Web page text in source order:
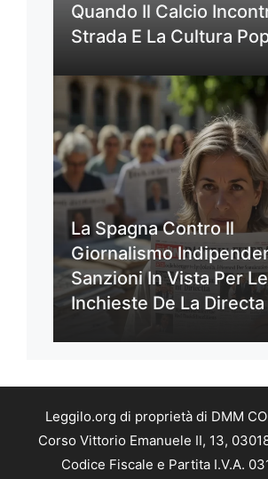
Quando Il Calcio
Strada E La Cultura
La Spagna Contro Il
Giornalismo
Sanzioni In Vista Per Le
Inchieste De La Directa
Leggilo.org di proprietà di DMM
Corso Vittorio Emanuele II, 13,
Codice Fiscale e Partita I.V.A.